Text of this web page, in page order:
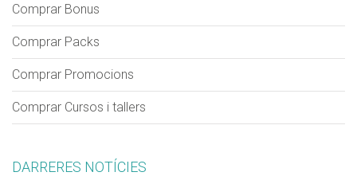
Comprar Bonus
Comprar Packs
Comprar Promocions
Comprar Cursos i tallers
DARRERES NOTÍCIES